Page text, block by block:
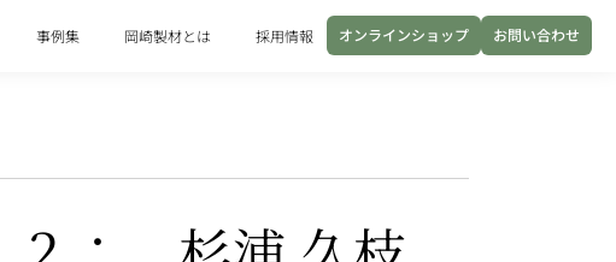
事例集 岡崎製材とは 採用情報 オンラインショップ お問い合わせ